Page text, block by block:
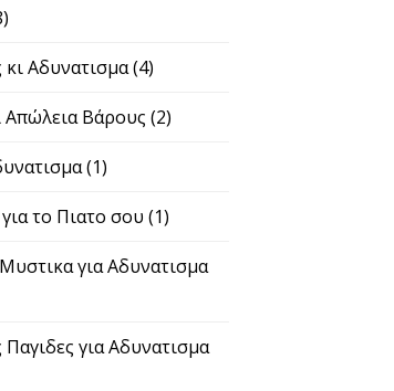
κι Αδυνατισμα(4)
Απώλεια Βάρους (2)
(1)
το Πιατο σου (1)
για Αδυνατισμα
για Αδυνατισμα